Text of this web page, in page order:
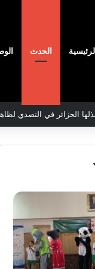
الرئيسية الحدث
الجزائر في التصدي